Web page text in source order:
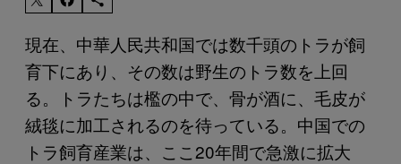
現在、中華人民共和国では数千頭のトラが飼
育下にあり、その数は野生のトラ数を上回
る。トラたちは檻の中で、骨が酒に、毛皮が
絨毯に加工されるのを待っている。中国での
トラ飼育産業は、ここ20年間で急激に拡大